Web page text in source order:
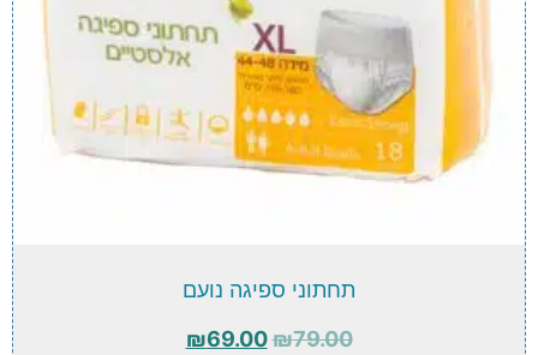
תחתוני ספיגה נועם
₪79.00
₪69.00